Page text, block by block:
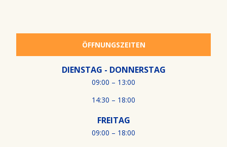
ÖFFNUNGSZEITEN
DIENSTAG - DONNERSTAG
09:00 – 13:00
14:30 – 18:00
FREITAG
09:00 – 18:00